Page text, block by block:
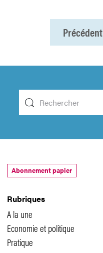
Précédent
Rubriques
A la une
Economie et politique
Pratique
Abonnement papier